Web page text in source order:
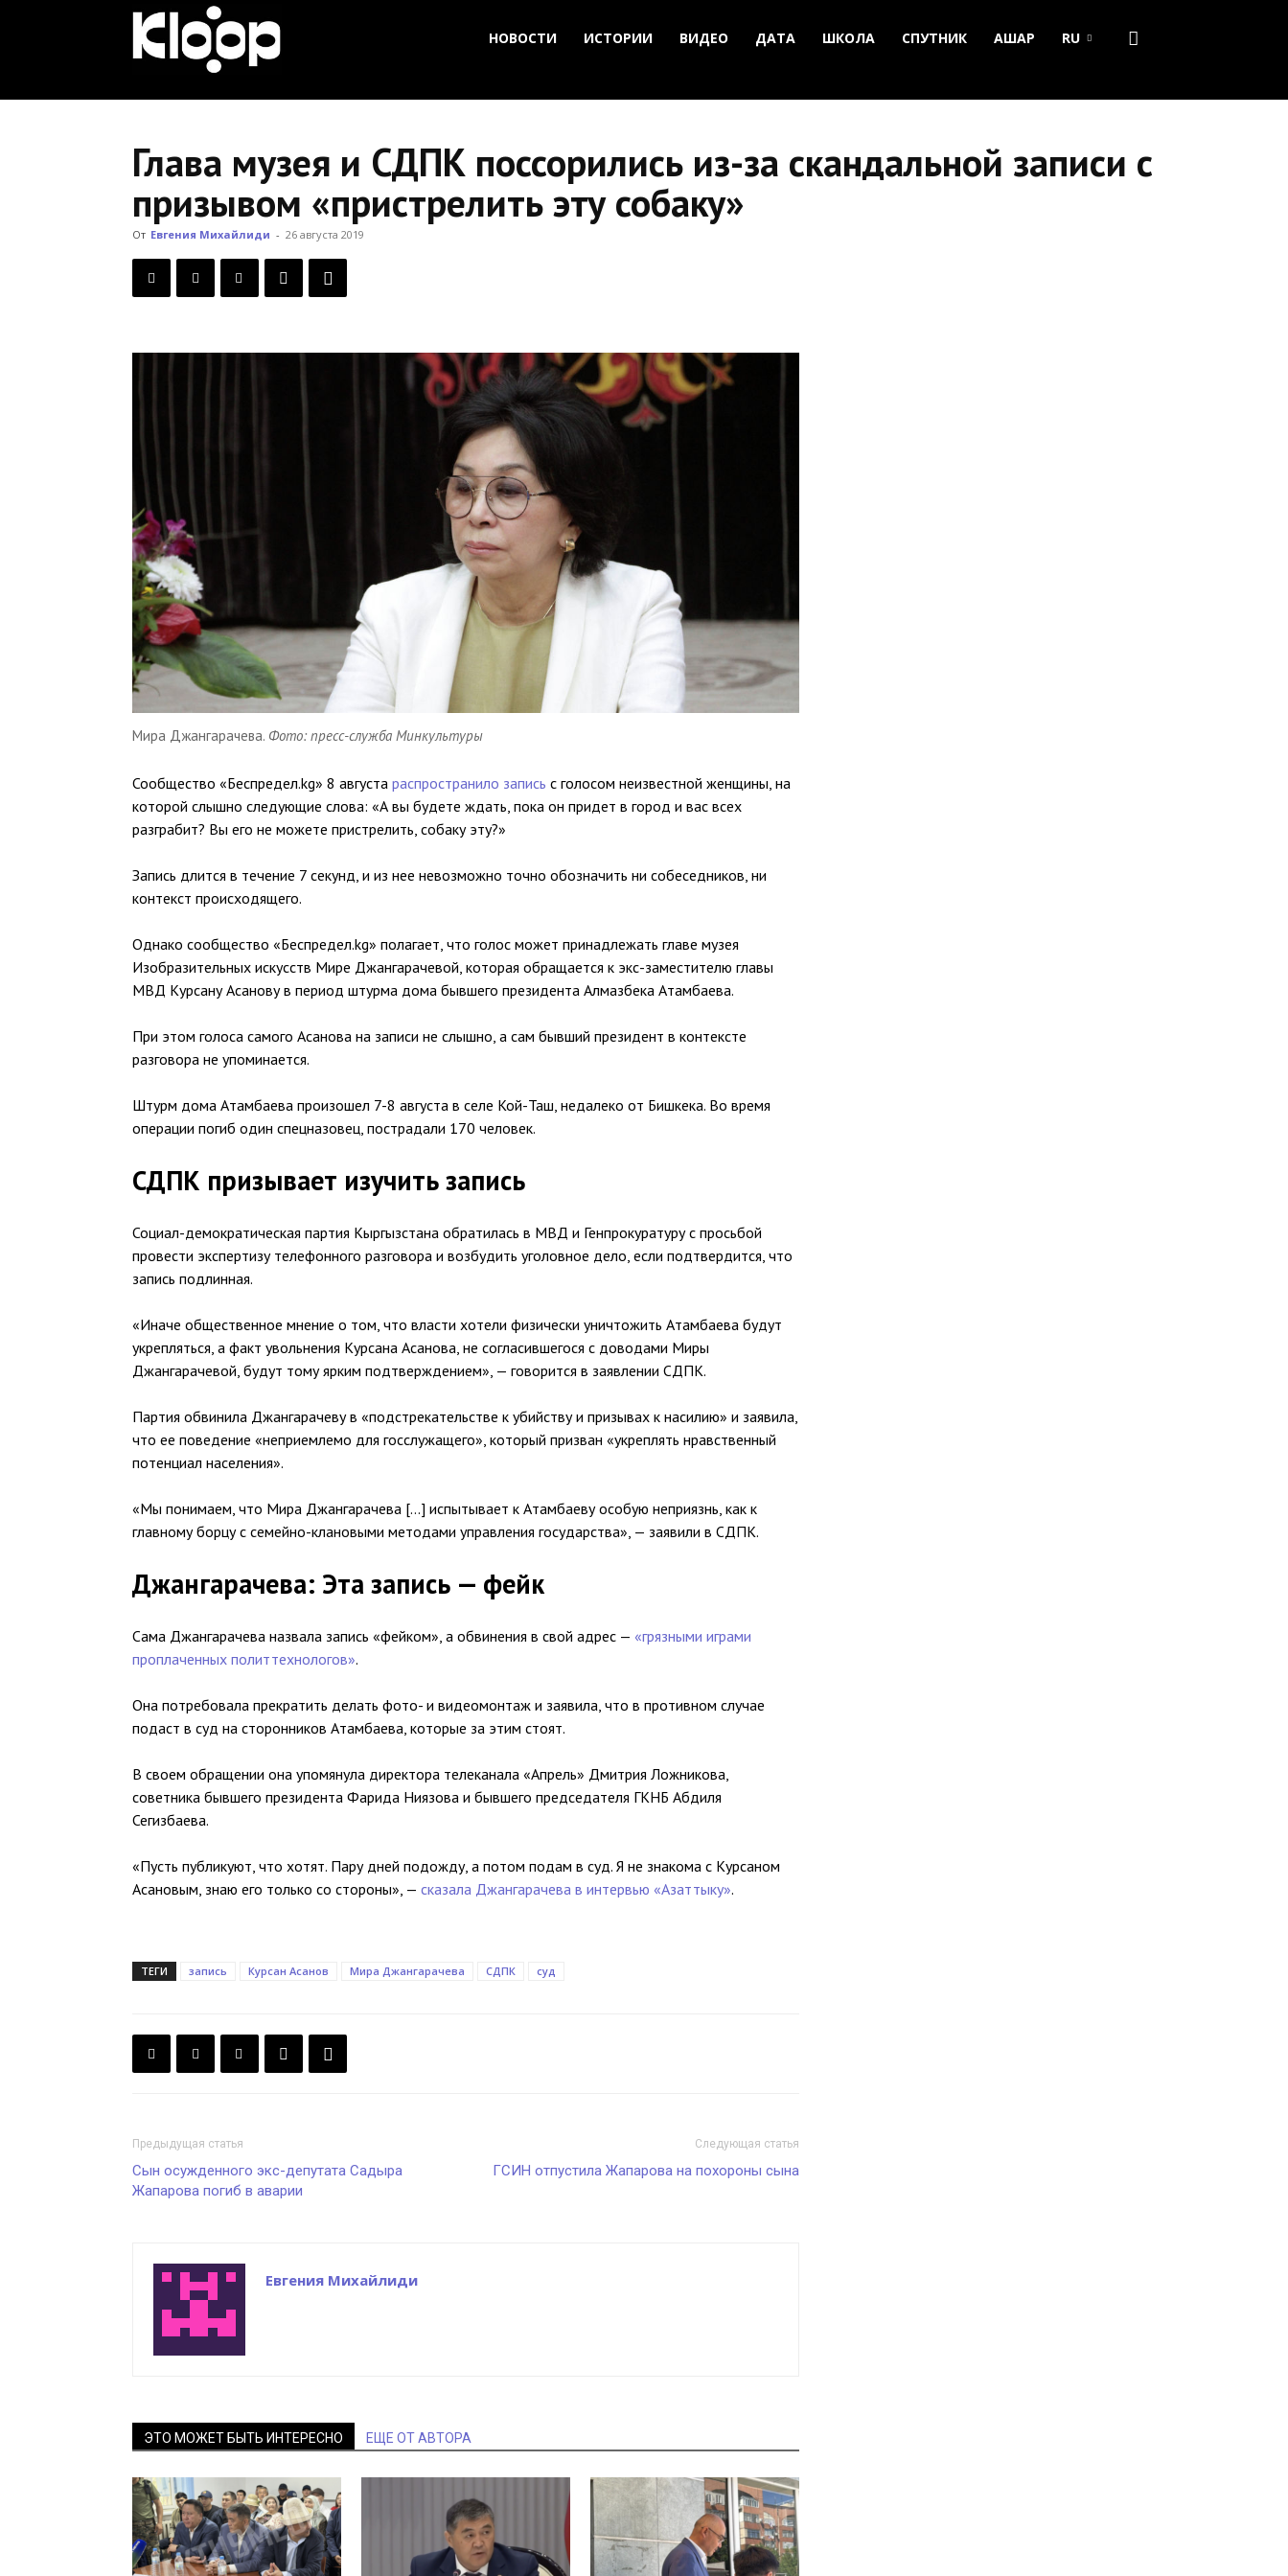
Кыргызстана
НОВОСТИ ИСТОРИИ ВИДЕО ДАТА ШКОЛА СПУТНИК АШАР RU
Глава музея и СДПК поссорились из-за скандальной записи с
призывом «пристрелить эту собаку»
От Евгения Михайлиди - 26 августа 2019
Мира Джангарачева. Фото: пресс-служба Минкультуры
Сообщество «Беспредел.kg» 8 августа распространило запись с голосом неизвестной женщины, на
которой слышно следующие слова: «А вы будете ждать, пока он придет в город и вас всех
разграбит? Вы его не можете пристрелить, собаку эту?»
Запись длится в течение 7 секунд, и из нее невозможно точно обозначить ни собеседников, ни
контекст происходящего.
Однако сообщество «Беспредел.kg» полагает, что голос может принадлежать главе музея
Изобразительных искусств Мире Джангарачевой, которая обращается к экс-заместителю главы
МВД Курсану Асанову в период штурма дома бывшего президента Алмазбека Атамбаева.
При этом голоса самого Асанова на записи не слышно, а сам бывший президент в контексте
разговора не упоминается.
Штурм дома Атамбаева произошел 7-8 августа в селе Кой-Таш, недалеко от Бишкека. Во время
операции погиб один спецназовец, пострадали 170 человек.
СДПК призывает изучить запись
Социал-демократическая партия Кыргызстана обратилась в МВД и Генпрокуратуру с просьбой
провести экспертизу телефонного разговора и возбудить уголовное дело, если подтвердится, что
запись подлинная.
«Иначе общественное мнение о том, что власти хотели физически уничтожить Атамбаева будут
укрепляться, а факт увольнения Курсана Асанова, не согласившегося с доводами Миры
Джангарачевой, будут тому ярким подтверждением», — говорится в заявлении СДПК.
Партия обвинила Джангарачеву в «подстрекательстве к убийству и призывах к насилию» и заявила,
что ее поведение «неприемлемо для госслужащего», который призван «укреплять нравственный
потенциал населения».
«Мы понимаем, что Мира Джангарачева […] испытывает к Атамбаеву особую неприязнь, как к
главному борцу с семейно-клановыми методами управления государства», — заявили в СДПК.
Джангарачева: Эта запись — фейк
Сама Джангарачева назвала запись «фейком», а обвинения в свой адрес — «грязными играми
проплаченных политтехнологов».
Она потребовала прекратить делать фото- и видеомонтаж и заявила, что в противном случае
подаст в суд на сторонников Атамбаева, которые за этим стоят.
В своем обращении она упомянула директора телеканала «Апрель» Дмитрия Ложникова,
советника бывшего президента Фарида Ниязова и бывшего председателя ГКНБ Абдиля
Сегизбаева.
«Пусть публикуют, что хотят. Пару дней подожду, а потом подам в суд. Я не знакома с Курсаном
Асановым, знаю его только со стороны», — сказала Джангарачева в интервью «Азаттыку».
ТЕГИ запись Курсан Асанов Мира Джангарачева СДПК суд
Предыдущая статья
Сын осужденного экс-депутата Садыра
Жапарова погиб в аварии
Следующая статья
ГСИН отпустила Жапарова на похороны сына
Евгения Михайлиди
ЭТО МОЖЕТ БЫТЬ ИНТЕРЕСНО ЕЩЕ ОТ АВТОРА